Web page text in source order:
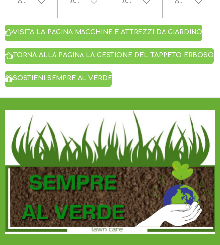
AGGIUNGI AL CARRELLOAGGIUNGI AL CARRELLOAGGIUNGI AL CARRELLO
AGGIUNGI
VISITA LA PAGINA MACCHINE E ATTREZZI DA GIARDINO
TORNA ALLA PAGINA LA GESTIONE DEL TAPPETO ERBOSO
SOSTIENI SEMPRE AL VERDE